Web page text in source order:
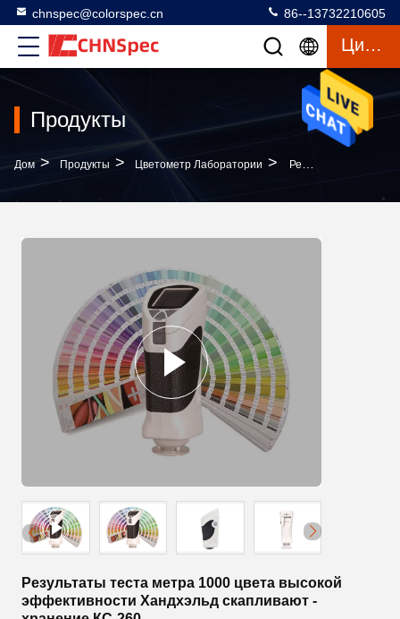
chnspec@colorspec.cn 86--13732210605
Цитата
Продукты
Дом > Продукты > Цветометр Лаборатории > Результаты Теста Метра 1000 Цвета Высокой Эффективности Хандхэльд Скапливают - Хранение КС-260
Результаты теста метра 1000 цвета высокой
эффективности Хандхэльд скапливают -